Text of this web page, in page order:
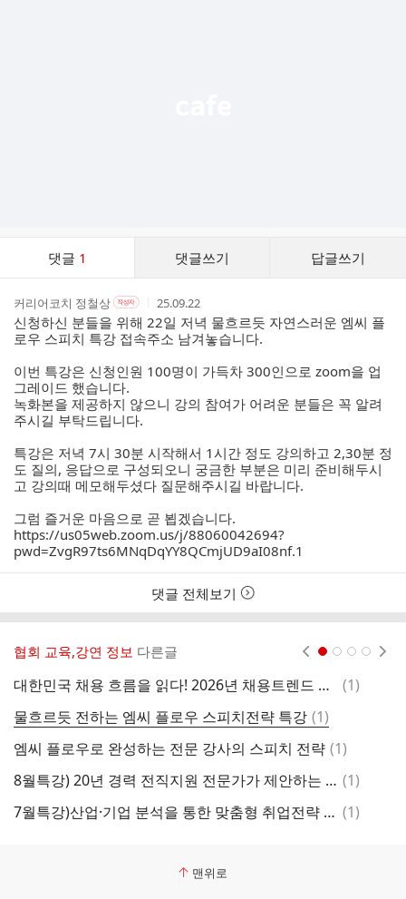
댓글 1 댓글쓰기 답글쓰기
작
성
자
커리어코치 정철상작
성
자
본
여
부
작
성
작
성
시
간
25.09.22
신청하신 분들을 위해 22일 저녁 물흐르듯 자연스러운 엠씨 플
로우 스피치 특강 접속주소 남겨놓습니다.
이번 특강은 신청인원 100명이 가득차 300인으로 zoom을 업
그레이드 했습니다.
녹화본을 제공하지 않으니 강의 참여가 어려운 분들은 꼭 알려
주시길 부탁드립니다.
특강은 저녁 7시 30분 시작해서 1시간 정도 강의하고 2,30분 정
도 질의, 응답으로 구성되오니 궁금한 부분은 미리 준비해두시
고 강의때 메모해두셨다 질문해주시길 바랍니다.
그럼 즐거운 마음으로 곧 뵙겠습니다.
https://us05web.zoom.us/j/88060042694?
pwd=ZvgR97ts6MNqDqYY8QCmjUD9aI08nf.1
댓글 전체보기
협회 교육,강연 정보 다른글
대한민국 채용 흐름을 읽다! 2026년 채용트렌드 특강 안내
댓
(1)
물흐르듯 전하는 엠씨 플로우 스피치전략 특강 댓
글
(1)
엠씨 플로우로 완성하는 전문 강사의 스피치 전략 댓
(1)
8월특강) 20년 경력 전직지원 전문가가 제안하는 중장년 커리어 해법 댓
(1)
7월특강)산업·기업 분석을 통한 맞춤형 취업전략 로드맵 설계 댓
(1)
맨위로